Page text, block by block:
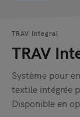
TRAV Integral
TRAV
Système pour
textile intégrée
Disponible en